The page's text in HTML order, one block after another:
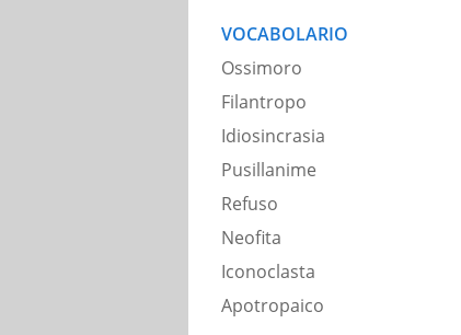
VOCABOLARIO
Ossimoro
Filantropo
Idiosincrasia
Pusillanime
Refuso
Neofita
Iconoclasta
Apotropaico